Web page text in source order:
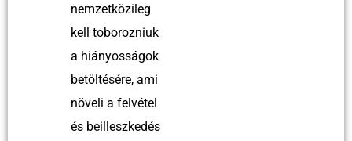
nemzetközileg
kell toborozniuk
a hiányosságok
betöltésére, ami
növeli a felvétel
és beilleszkedés